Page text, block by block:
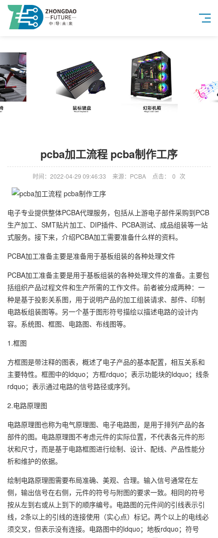
pcba加工流程 pcba制作工序
时间：2022-04-29 09:46:33 来源：PCBA 点击： 0 次
电子专业提供整体PCBA代理服务，包括从上游电子部件采购到PCB
生产加工、SMT贴片加工、DIP插件、PCBA测试、成品组装等一站
式服务。接下来，介绍PCBA加工需要准备什么样的资料。
PCBA加工准备主要是准备用于基板组装的各种处理文件
PCBA加工准备主要是用于基板组装的各种处理文件的准备。主要包
括组织产品过程文件和生产所需的工作文件。前者被分成两种：一
种是基于投影关系图，用于说明产品的加工组装请求、部件、印制
电路板组装图等。另一个基于图形符号描绘以描述电路的设计内
容。系统图、框图、电路图、布线图等。
1.框图
方框图是带注释的图表，概述了电子产品的基本配置，相互关系和
主要特性。框图中的ldquo；方框rdquo；表示功能块的ldquo；线条
rdquo；表示通过电路的信号路径或序列。
2.电路原理图
电路原理图也称为电气原理图、电子电路图，是用于排列产品的各
部件的图。电路原理图不考虑元件的实际位置，不代表各元件的形
状和尺寸，而是基于电路框图进行绘制、设计、配线、产品性能分
析和维护的依据。
绘制电路原理图需要布局准确、美观、合理。输入信号通常在左
侧，输出信号在右侧，元件的符号与附图的要求一致。相同的符号
按从左到右或从上到下的顺序编号。电路图的元件间的引线表示引
线，2条以上的引线的连接使用（实心点）标记。两个以上的电线必
须交叉，但表示没有连接。电路图中的ldquo；地板rdquo；符号